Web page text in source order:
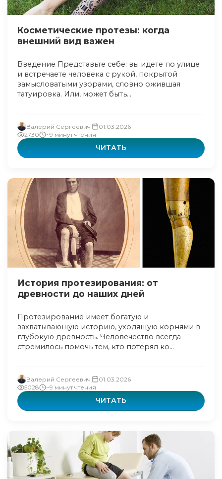
Косметические протезы: когда
внешний вид важен
Введение Представьте себе: вы идете по улице
и встречаете человека с рукой, покрытой
замысловатыми узорами, словно ожившая
татуировка. Или, может быть...
Валерий Сергеевич
01.03.2026
2730
~9 минут чтения
ЧИТАТЬ
История протезирования: от
древности до наших дней
Протезирование имеет богатую и
захватывающую историю, уходящую корнями в
глубокую древность. Человечество всегда
стремилось помочь тем, кто потерял ко...
Валерий Сергеевич
01.03.2026
5028
~9 минут чтения
ЧИТАТЬ